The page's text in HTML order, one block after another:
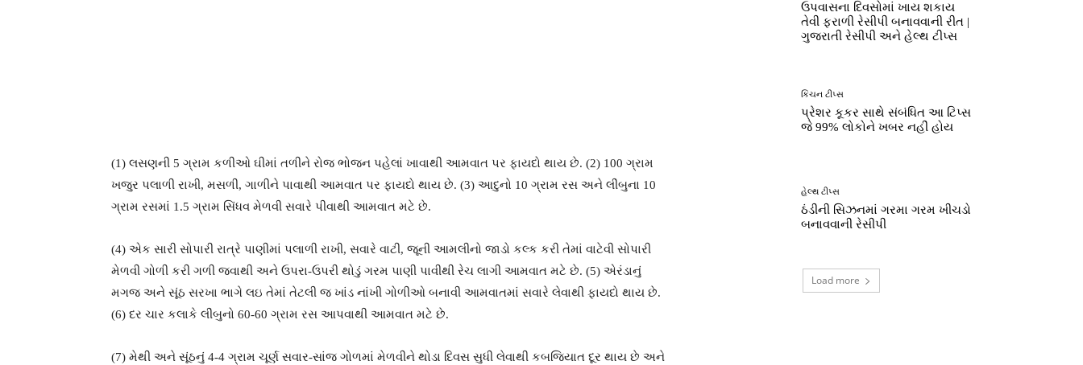
(1) લસણની 5 ગ્રામ કળીઓ ઘીમાં તળીને રોજ ભોજન પહેલાં ખાવાથી આમવાત પર ફાયદો થાય છે. (2) 100 ગ્રામ
ખજુર પલાળી રાખી, મસળી, ગાળીને પાવાથી આમવાત પર ફાયદો થાય છે. (3) આદુનો 10 ગ્રામ રસ અને લીંબુના 10
ગ્રામ રસમાં 1.5 ગ્રામ સિંધવ મેળવી સવારે પીવાથી આમવાત મટે છે.
(4) એક સારી સોપારી રાત્રે પાણીમાં પલાળી રાખી, સવારે વાટી, જૂની આમલીનો જાડો કલ્ક કરી તેમાં વાટેવી સોપારી
મેળવી ગોળી કરી ગળી જવાથી અને ઉપરા-ઉપરી થોડું ગરમ પાણી પાવીથી રેચ લાગી આમવાત મટે છે. (5) એરંડાનું
મગજ અને સૂંઠ સરખા ભાગે લઇ તેમાં તેટલી જ ખાંડ નાંખી ગોળીઓ બનાવી આમવાતમાં સવારે લેવાથી ફાયદો થાય છે.
(6) દર ચાર કલાકે લીંબુનો 60-60 ગ્રામ રસ આપવાથી આમવાત મટે છે.
(7) મેથી અને સૂંઠનું 4-4 ગ્રામ ચૂર્ણ સવાર-સાંજ ગોળમાં મેળવીને થોડા દિવસ સુધી લેવાથી કબજિયાત દૂર થાય છે અને
ઉપવાસના દિવસોમાં ખાય શકાય
તેવી ફરાળી રેસીપી બનાવવાની રીત |
ગુજરાતી રેસીપી અને હેલ્થ ટીપ્સ
કિચન ટીપ્સ
પ્રેશર કૂકર સાથે સંબંધિત આ ટિપ્સ
જે 99% લોકોને ખબર નહીં હોય
હેલ્થ ટીપ્સ
ઠંડીની સિઝનમાં ગરમા ગરમ ખીચડો
બનાવવાની રેસીપી
Load more